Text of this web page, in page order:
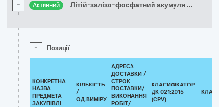
- Активний Літій-залізо-фосфатний акумуля ...
- Позиції
КОНКРЕТНА
НАЗВА
ПРЕДМЕТА
ЗАКУПІВЛІ
КІЛЬКІСТЬ
/
ОД.ВИМІРУ
АДРЕСА
ДОСТАВКИ /
СТРОК
ПОСТАВКИ/
ВИКОНАННЯ
РОБІТ/
КЛАСИФІКАТОР
ДК 021:2015
(CPV)